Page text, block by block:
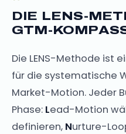
DIE LENS-
GTM-
Die LENS-Methode ist
für die systematische
Market-Motion. Jeder
Phase: Lead-Motion
definieren, Nurture-